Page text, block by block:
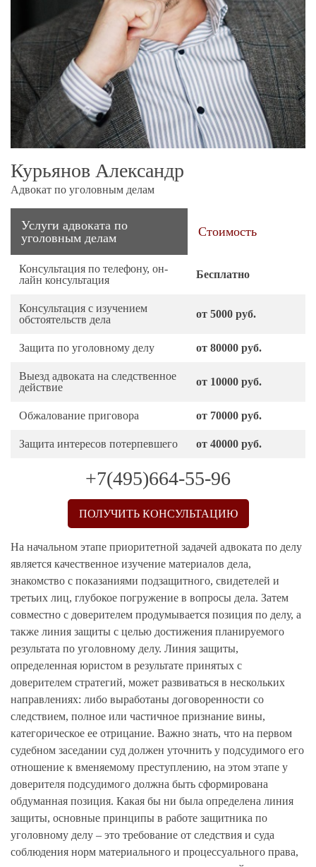
Курьянов Александр
Адвокат по уголовным делам
Услуги адвоката по
уголовным делам
Стоимость
Консультация по телефону, он-
лайн консультация
Бесплатно
Консультация с изучением
обстоятельств дела
от 5000 руб.
Защита по уголовному делу от 80000 руб.
Выезд адвоката на следственное
действие
от 10000 руб.
Обжалование приговора от 70000 руб.
Защита интересов потерпевшего от 40000 руб.
+7(495)664-55-96
ПОЛУЧИТЬ КОНСУЛЬТАЦИЮ
На начальном этапе приоритетной задачей адвоката по делу
является качественное изучение материалов дела,
знакомство с показаниями подзащитного, свидетелей и
третьих лиц, глубокое погружение в вопросы дела. Затем
совместно с доверителем продумывается позиция по делу, а
также линия защиты с целью достижения планируемого
результата по уголовному делу. Линия защиты,
определенная юристом в результате принятых с
доверителем стратегий, может развиваться в нескольких
направлениях: либо выработаны договоренности со
следствием, полное или частичное признание вины,
категорическое ее отрицание. Важно знать, что на первом
судебном заседании суд должен уточнить у подсудимого его
отношение к вменяемому преступлению, на этом этапе у
доверителя подсудимого должна быть сформирована
обдуманная позиция. Какая бы ни была определена линия
защиты, основные принципы в работе защитника по
уголовному делу – это требование от следствия и суда
соблюдения норм материального и процессуального права,